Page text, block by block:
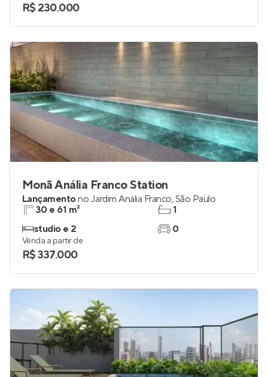
R$ 230.000
Monã Anália Franco Station
Lançamentono Jardim Anália Franco,São Paulo
30 e 61 m²
studio e 2
1
0
Venda a partir de
R$ 337.000